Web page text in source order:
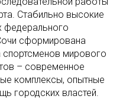
Стабильно высокие
федерального
сформирована
спортсменов мирового
– современное
комплексы, опытные
городских властей.